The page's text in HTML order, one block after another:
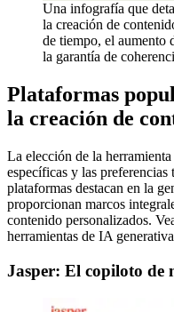
Una infografía que
la creación de
de tiempo, el aumento
la garantía de
Plataformas
la creación de
La elección de la
específicas y las
plataformas destacan en la
proporcionan marcos
contenido personalizados.
herramientas de IA
Jasper: El copiloto de